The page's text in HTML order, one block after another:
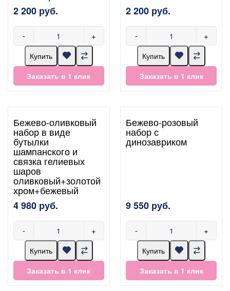
2 200 руб.
- +
Купить
Заказать в 1 клик
2 200 руб.
- +
Купить
Заказать в 1 клик
Бежево-оливковый
набор в виде
бутылки
шампанского и
связка гелиевых
шаров
оливковый+золотой
хром+бежевый
4 980 руб.
- +
Купить
Заказать в 1 клик
Бежево-розовый
набор с
динозавриком
9 550 руб.
- +
Купить
Заказать в 1 клик